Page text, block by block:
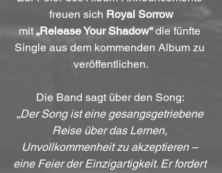
freuen sich Royal Sorrow
mit „Release Your Shadow“ die fünfte
Single aus dem kommenden Album zu
veröffentlichen.
Die Band sagt über den Song:
„Der Song ist eine gesangsgetriebene
Reise über das Lernen,
Unvollkommenheit zu akzeptieren –
eine Feier der Einzigartigkeit. Er fordert